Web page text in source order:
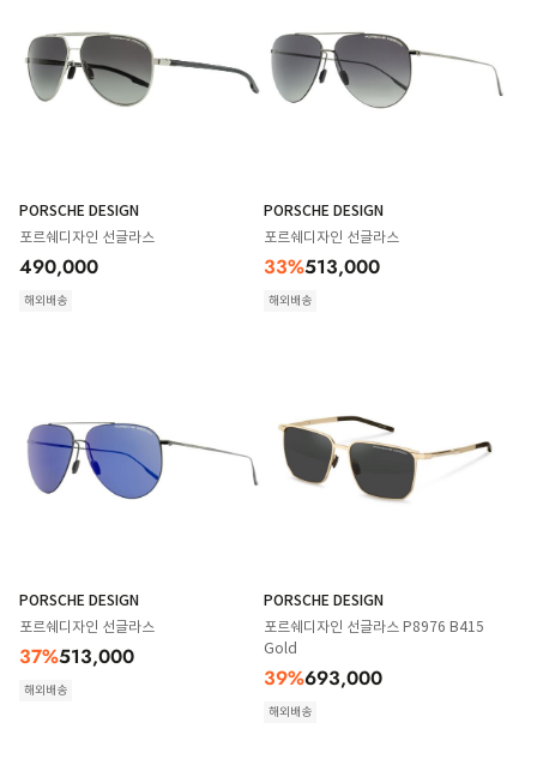
PORSCHE DESIGN
포르쉐디자인 선글라스
490,000
해외배송
PORSCHE DESIGN
포르쉐디자인 선글라스
33%513,000
해외배송
PORSCHE DESIGN
포르쉐디자인 선글라스
37%513,000
해외배송
PORSCHE DESIGN
포르쉐디자인 선글라스 P8976 B415
Gold
39%693,000
해외배송